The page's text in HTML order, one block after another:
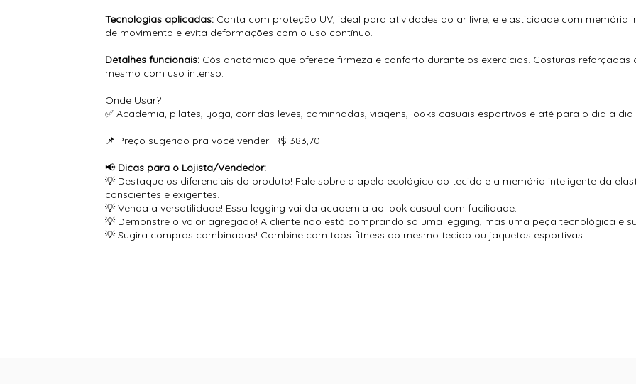
Tecnologias aplicadas: Conta com proteção UV, ideal para atividades ao ar livre, e elasticidade com
de movimento e evita deformações com o uso contínuo.
Detalhes funcionais: Cós anatômico que oferece firmeza e conforto durante os exercícios. Costuras
mesmo com uso intenso.
Onde Usar?
✅ Academia, pilates, yoga, corridas leves, caminhadas, viagens, looks casuais esportivos e até para o dia a
📌 Preço sugerido pra você vender: R$ 383,70
📢 Dicas para o Lojista/Vendedor:
💡 Destaque os diferenciais do produto! Fale sobre o apelo ecológico do tecido e a memória inteligente da
conscientes e exigentes.
💡 Venda a versatilidade! Essa legging vai da academia ao look casual com facilidade.
💡 Demonstre o valor agregado! A cliente não está comprando só uma legging, mas uma peça tecnológica e
💡 Sugira compras combinadas! Combine com tops fitness do mesmo tecido ou jaquetas esportivas.